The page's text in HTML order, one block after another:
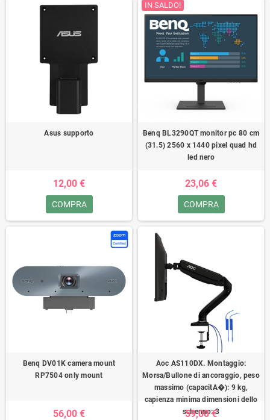
Asus supporto
12,00 €
COMPRA
IN SALDO!
Benq BL3290QT monitor pc 80 cm
(31.5) 2560 x 1440 pixel quad hd
led nero
23,06 €
COMPRA
Benq DV01K camera mount
RP7504 only mount
56,00 €
Aoc AS110DX. Montaggio:
Morsa/Bullone di ancoraggio, peso
massimo (capacitA�): 9 kg,
capienza minima dimensioni dello
schermo: 3
59,00 €